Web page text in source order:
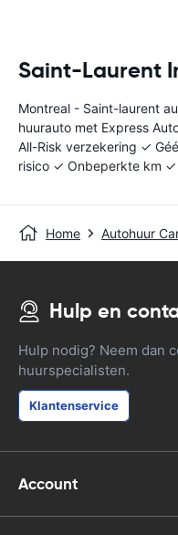
Saint-Laurent
Montreal - Saint-laurent
huurauto met Express
All-Risk verzekering ✓
risico ✓ Onbeperkte km
Home Autohuur
Hulp en
Hulp nodig? Neem dan
huurspecialisten.
Klantenservice
Account